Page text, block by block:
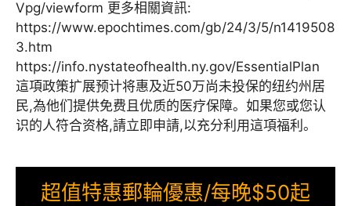
Vpg/viewform 更多相關資訊:
https://www.epochtimes.com/gb/24/3/5/n1419508
3.htm
https://info.nystateofhealth.ny.gov/EssentialPlan
這項政策扩展预计将惠及近50万尚未投保的纽约州居
民,為他们提供免费且优质的医疗保障。如果您或您认
识的人符合资格,請立即申請,以充分利用這項福利。
超值特惠郵輪優惠/每晚$50起